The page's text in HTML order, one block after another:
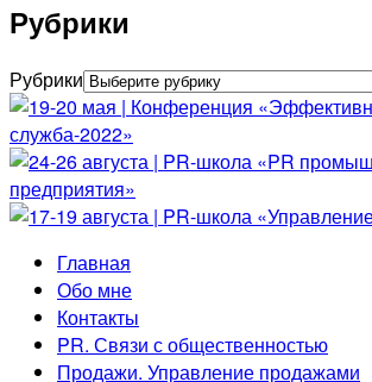
Рубрики
Рубрики
Главная
Обо мне
Контакты
PR. Связи с общественностью
Продажи. Управление продажами